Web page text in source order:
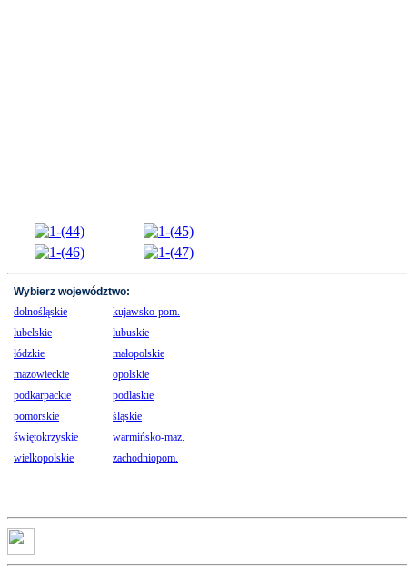
Wybierz województwo:
dolnośląskie
kujawsko-pom.
lubelskie
lubuskie
łódzkie
małopolskie
mazowieckie
opolskie
podkarpackie
podlaskie
pomorskie
śląskie
świętokrzyskie
warmińsko-maz.
wielkopolskie
zachodniopom.